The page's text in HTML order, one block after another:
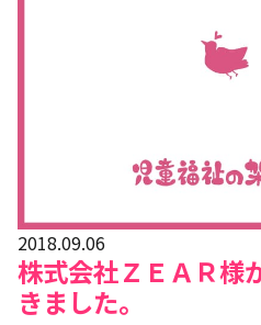
2018.09.06
株式会社ＺＥＡＲ様
きました。